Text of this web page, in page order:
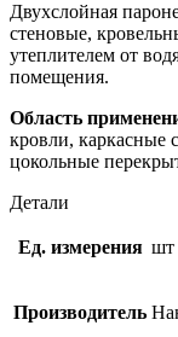
Двухслойная
стеновые,
утеплителем от
помещения.
Область
кровли, каркасные
цокольные
Детали
Ед. измерения шт
Производитель